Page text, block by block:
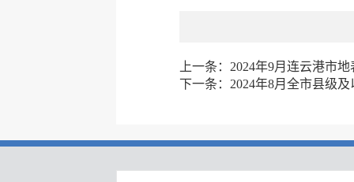
上一条： 2024年9月连云港市
下一条： 2024年8月全市县级